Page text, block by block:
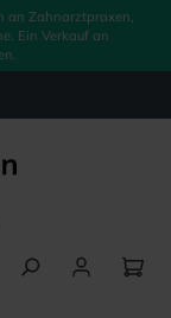
an Zahnarztpraxen,
Ein Verkauf an